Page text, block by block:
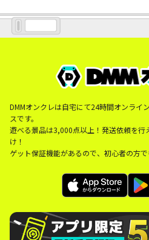
DMMオンクレは自宅にて24時間オンライ
スです。
遊べる景品は3,000点以上！発送依頼を行
け！
ゲット保証機能があるので、初心者の方で